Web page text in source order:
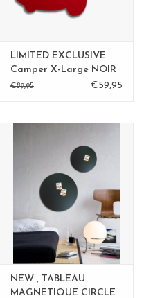
LIMITED EXCLUSIVE
Camper X-Large NOIR
€89,95 €59,95
NEW , TABLEAU
MAGNETIQUE CIRCLE